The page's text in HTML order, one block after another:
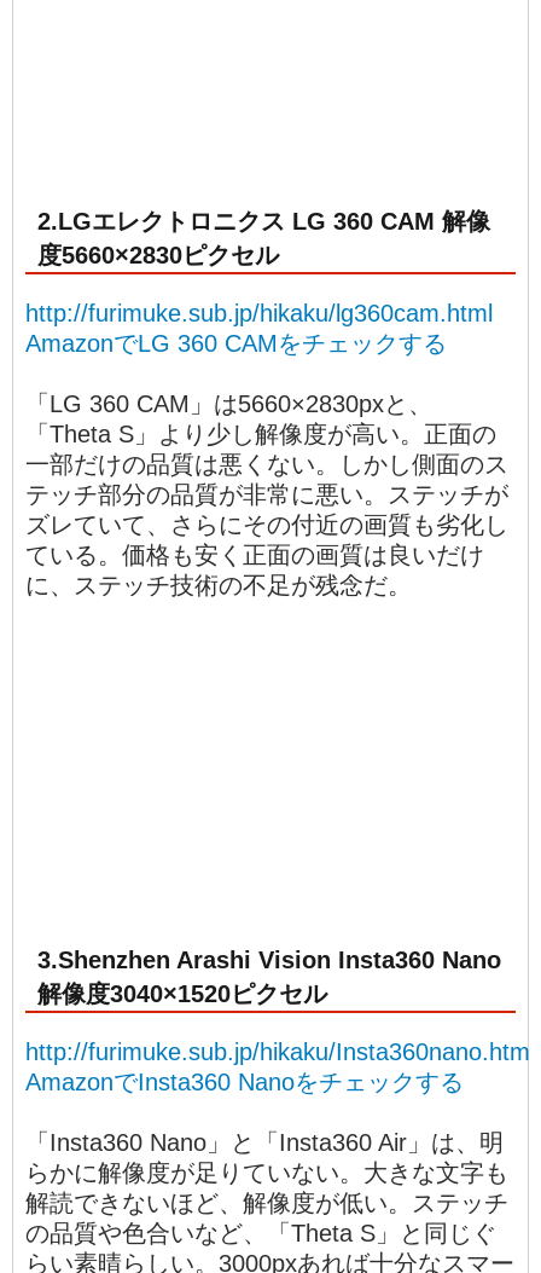
2.LGエレクトロニクス LG 360 CAM 解像
度5660×2830ピクセル
http://furimuke.sub.jp/hikaku/lg360cam.html
AmazonでLG 360 CAMをチェックする
「LG 360 CAM」は5660×2830pxと、
「Theta S」より少し解像度が高い。正面の
一部だけの品質は悪くない。しかし側面のス
テッチ部分の品質が非常に悪い。ステッチが
ズレていて、さらにその付近の画質も劣化し
ている。価格も安く正面の画質は良いだけ
に、ステッチ技術の不足が残念だ。
3.Shenzhen Arashi Vision Insta360 Nano
解像度3040×1520ピクセル
http://furimuke.sub.jp/hikaku/Insta360nano.html
AmazonでInsta360 Nanoをチェックする
「Insta360 Nano」と「Insta360 Air」は、明
らかに解像度が足りていない。大きな文字も
解読できないほど、解像度が低い。ステッチ
の品質や色合いなど、「Theta S」と同じぐ
らい素晴らしい。3000pxあれば十分なスマー